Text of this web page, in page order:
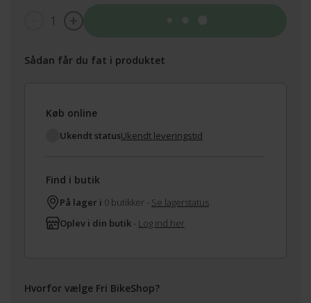
1
Sådan får du fat i produktet
Køb online
Ukendt statusUkendt leveringstid
Find i butik
På lager i 0 butikker - Se lagerstatus
Oplev i din butik - Log ind her
Hvorfor vælge Fri BikeShop?